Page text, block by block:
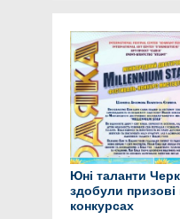
Юні таланти
здобули
конкурсах